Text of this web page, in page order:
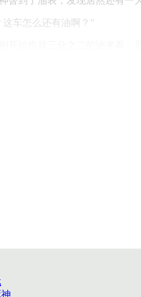
车怎么还有油啊？”